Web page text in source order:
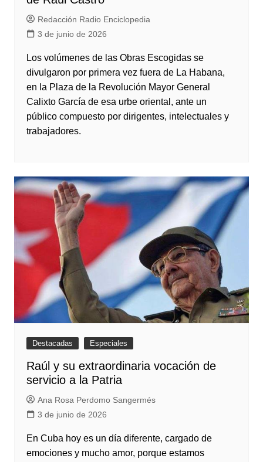
Redacción Radio Enciclopedia
3 de junio de 2026
Los volúmenes de las Obras Escogidas se
divulgaron por primera vez fuera de La Habana,
en la Plaza de la Revolución Mayor General
Calixto García de esa urbe oriental, ante un
público compuesto por dirigentes, intelectuales y
trabajadores.
Destacadas Especiales
Raúl y su extraordinaria vocación de
servicio a la Patria
Ana Rosa Perdomo Sangermés
3 de junio de 2026
En Cuba hoy es un día diferente, cargado de
emociones y mucho amor, porque estamos